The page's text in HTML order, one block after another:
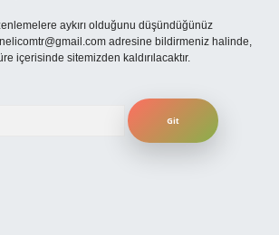
aykırı olduğunu düşündüğünüz
adresine bildirmeniz halinde,
içerisinde sitemizden kaldırılacaktır.